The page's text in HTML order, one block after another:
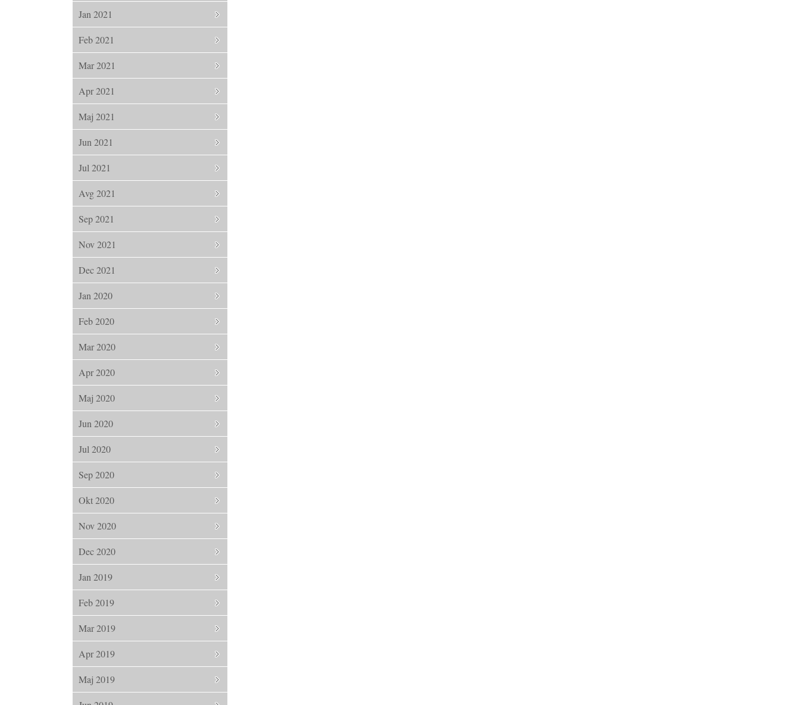
Jan 2021
Feb 2021
Mar 2021
Apr 2021
Maj 2021
Jun 2021
Jul 2021
Avg 2021
Sep 2021
Nov 2021
Dec 2021
Jan 2020
Feb 2020
Mar 2020
Apr 2020
Maj 2020
Jun 2020
Jul 2020
Sep 2020
Okt 2020
Nov 2020
Dec 2020
Jan 2019
Feb 2019
Mar 2019
Apr 2019
Maj 2019